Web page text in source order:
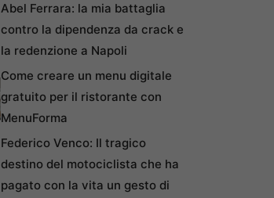
Abel Ferrara: la mia battaglia
contro la dipendenza da crack e
la redenzione a Napoli
Come creare un menu digitale
gratuito per il ristorante con
MenuForma
Federico Venco: Il tragico
destino del motociclista che ha
pagato con la vita un gesto di